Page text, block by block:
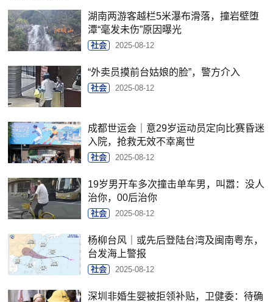
湖南两游客越栏5米瀑布滑落，撞岩壁堕
潭“毫发未伤”原因曝光
社会 2025-08-12
“外卖员摸前台姑娘的脸”，警方介入
社会 2025-08-12
成都世运会｜意29岁运动员定向比赛昏迷
入院，抢救无效不幸离世
社会 2025-08-12
19岁男开车多次撞击单车男，叫嚣：没人
治你，00后治你
社会 2025-08-12
杨柳台风｜或先后登陆台湾及闽南粤东，
台发海上警报
社会 2025-08-12
深圳非婚生婴被拒领补贴，卫健委：待确